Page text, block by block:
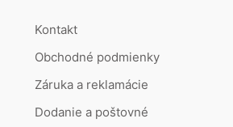
Kontakt
Obchodné podmienky
Záruka a reklamácie
Dodanie a poštovné